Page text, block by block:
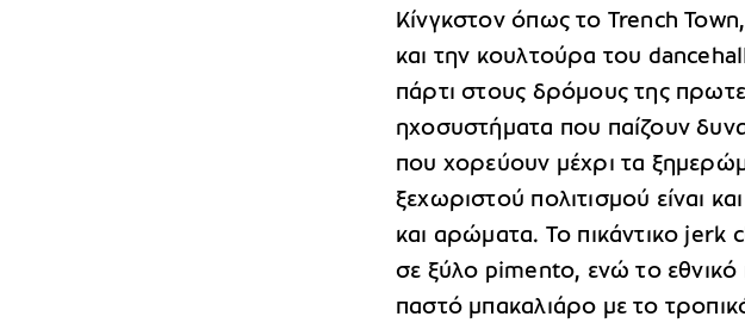
Κίνγκστον όπως το Trench
και την κουλτούρα του
πάρτι στους δρόμους της
ηχοσυστήματα που παίζουν
που χορεύουν μέχρι τα
ξεχωριστού πολιτισμού είναι
και αρώματα. Το πικάντικο
σε ξύλο pimento, ενώ το εθνικό
παστό μπακαλιάρο με το